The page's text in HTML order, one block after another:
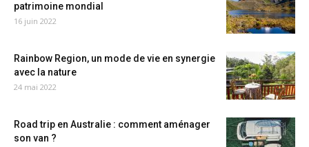
patrimoine mondial
16 juin 2022
Rainbow Region, un mode de vie en synergie
avec la nature
24 mai 2022
Road trip en Australie : comment aménager
son van ?